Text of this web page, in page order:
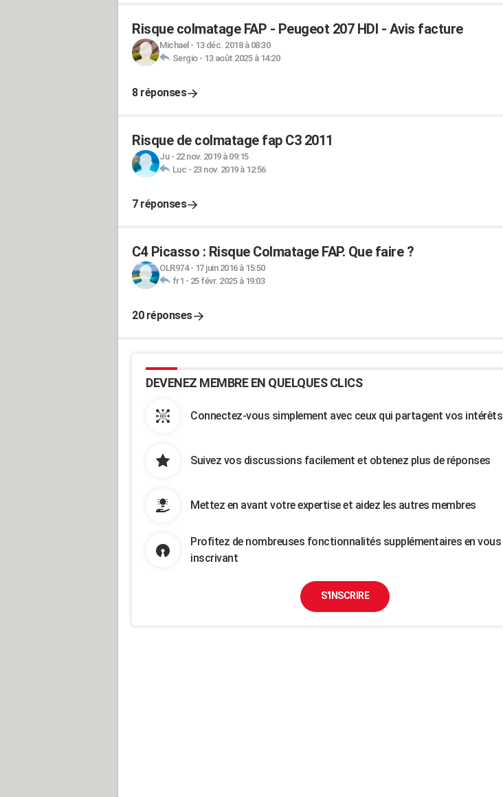
Risque colmatage FAP - Peugeot 207 HDI - Avis facture
Michael - 13 déc. 2018 à 08:30
Sergio- 13 août 2025 à 14:20
8 réponses
Risque de colmatage fap C3 2011
Ju- 22 nov. 2019 à 09:15
Luc - 23 nov. 2019 à 12:56
7 réponses
C4 Picasso : Risque Colmatage FAP. Que faire ?
OLR974- 17 juin 2016 à 15:50
fr1 - 25 févr. 2025 à 19:03
20 réponses
DEVENEZ MEMBRE EN QUELQUES CLICS
Connectez-vous simplement avec ceux qui partagent vos intérêts
Suivez vos discussions facilement et obtenez plus de réponses
Mettez en avant votre expertise et aidez les autres membres
Profitez de nombreuses fonctionnalités supplémentaires en vous
inscrivant
S'INSCRIRE